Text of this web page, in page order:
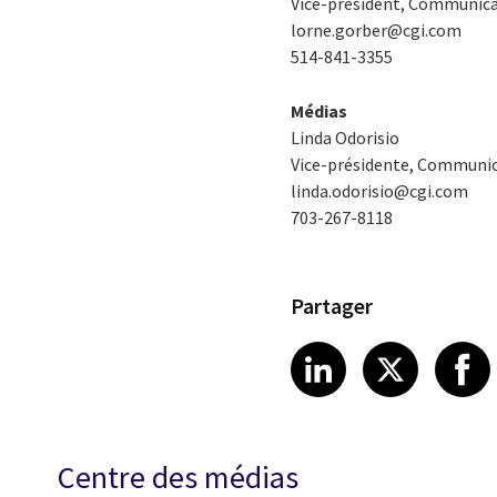
lorne.gorber@cgi.com
514-841-3355
Médias
Linda Odorisio
Vice-présidente,
linda.odorisio@cgi.com
703-267-8118
Partager
Share article
LinkedIn
Share
X
Centre des médias